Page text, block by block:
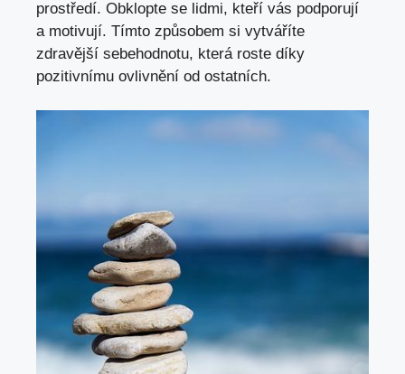
prostředí. Obklopte se lidmi, kteří vás podporují
a motivují. Tímto způsobem si vytváříte
zdravější sebehodnotu, která roste díky
pozitivnímu ovlivnění od ostatních.